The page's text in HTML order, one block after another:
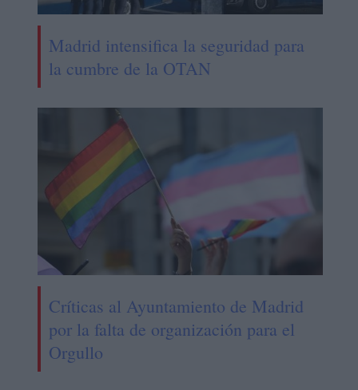
Madrid intensifica la seguridad para
la cumbre de la OTAN
Críticas al Ayuntamiento de Madrid
por la falta de organización para el
Orgullo